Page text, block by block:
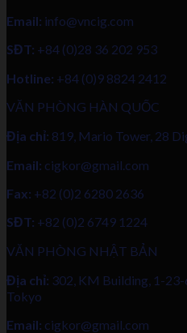
Email: info@vncig.com
SĐT: +84 (0)28 36 202 953
Hotline: +84 (0)9 8824 2412
VĂN PHÒNG HÀN QUỐC
Địa chỉ: 819, Mario Tower, 28
Email: cigkor@gmail.com
Fax: +82 (0)2 6280 2636
SĐT: +82 (0)2 6749 1224
VĂN PHÒNG NHẬT BẢN
Địa chỉ: 302, KM Building, 1-
Tokyo
Email: cigkor@gmail.com